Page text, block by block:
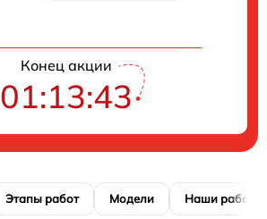
Конец акции
01:13:41
Этапы работ Модели Наши работы